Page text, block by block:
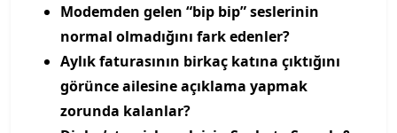
Modemden gelen “bip bip” seslerinin
normal olmadığını fark edenler?
Aylık faturasının birkaç katına çıktığını
görünce ailesine açıklama yapmak
zorunda kalanlar?